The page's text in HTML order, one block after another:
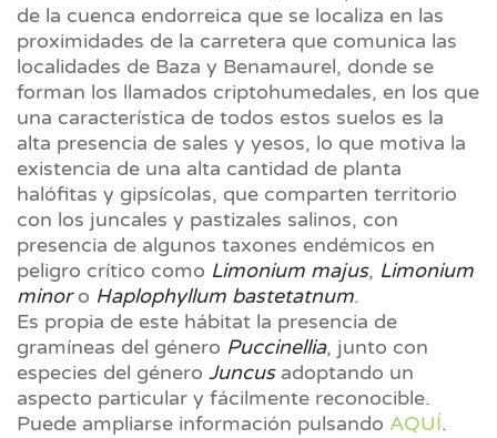
de la cuenca endorreica que se localiza en las
proximidades de la carretera que comunica las
localidades de Baza y Benamaurel, donde se
forman los llamados criptohumedales, en los que
una característica de todos estos suelos es la
alta presencia de sales y yesos, lo que motiva la
existencia de una alta cantidad de planta
halófitas y gipsícolas, que comparten territorio
con los juncales y pastizales salinos, con
presencia de algunos taxones endémicos en
peligro crítico como Limonium majus, Limonium
minoro Haplophyllum bastetatnum.
Es propia de este hábitat la presencia de
gramíneas del género Puccinellia, junto con
especies del género Juncusadoptando un
aspecto particular y fácilmente reconocible.
Puede ampliarse información pulsando AQUÍ.